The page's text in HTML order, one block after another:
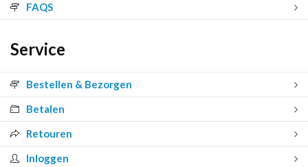
FAQS
Service
Bestellen & Bezorgen
Betalen
Retouren
Inloggen